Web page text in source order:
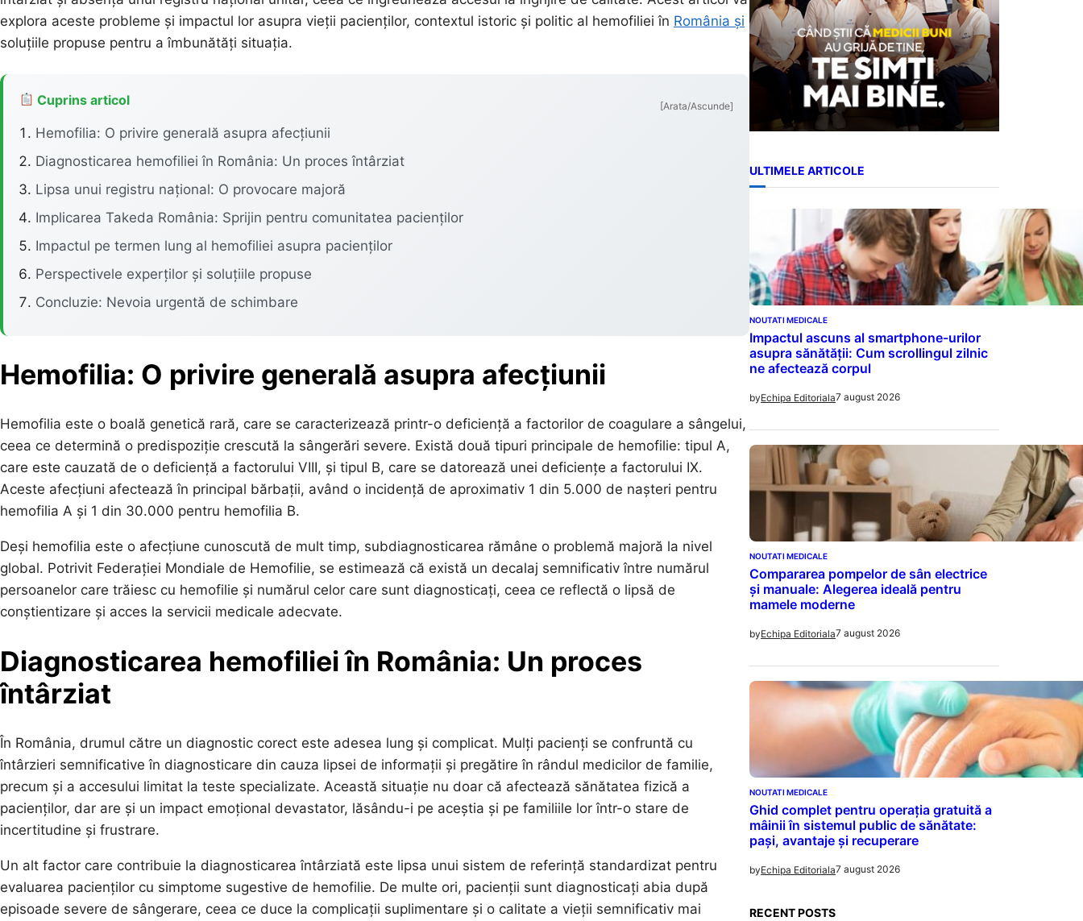
explora aceste probleme și impactul lor asupra vieții pacienților, contextul istoric și politic al hemofiliei în România și
soluțiile propuse pentru a îmbunătăți situația.
Cuprins articol [Arata/Ascunde]
Hemofilia: O privire generală asupra afecțiunii
Diagnosticarea hemofiliei în România: Un proces întârziat
Lipsa unui registru național: O provocare majoră
Implicarea Takeda România: Sprijin pentru comunitatea pacienților
Impactul pe termen lung al hemofiliei asupra pacienților
Perspectivele experților și soluțiile propuse
Concluzie: Nevoia urgentă de schimbare
Hemofilia: O privire generală asupra afecțiunii
Hemofilia este o boală genetică rară, care se caracterizează printr-o deficiență a factorilor de coagulare a sângelui,
ceea ce determină o predispoziție crescută la sângerări severe. Există două tipuri principale de hemofilie: tipul A,
care este cauzată de o deficiență a factorului VIII, și tipul B, care se datorează unei deficiențe a factorului IX.
Aceste afecțiuni afectează în principal bărbații, având o incidență de aproximativ 1 din 5.000 de nașteri pentru
hemofilia A și 1 din 30.000 pentru hemofilia B.
Deși hemofilia este o afecțiune cunoscută de mult timp, subdiagnosticarea rămâne o problemă majoră la nivel
global. Potrivit Federației Mondiale de Hemofilie, se estimează că există un decalaj semnificativ între numărul
persoanelor care trăiesc cu hemofilie și numărul celor care sunt diagnosticați, ceea ce reflectă o lipsă de
conștientizare și acces la servicii medicale adecvate.
Diagnosticarea hemofiliei în România: Un proces
întârziat
În România, drumul către un diagnostic corect este adesea lung și complicat. Mulți pacienți se confruntă cu
întârzieri semnificative în diagnosticare din cauza lipsei de informații și pregătire în rândul medicilor de familie,
precum și a accesului limitat la teste specializate. Această situație nu doar că afectează sănătatea fizică a
pacienților, dar are și un impact emoțional devastator, lăsându-i pe aceștia și pe familiile lor într-o stare de
incertitudine și frustrare.
Un alt factor care contribuie la diagnosticarea întârziată este lipsa unui sistem de referință standardizat pentru
evaluarea pacienților cu simptome sugestive de hemofilie. De multe ori, pacienții sunt diagnosticați abia după
episoade severe de sângerare, ceea ce duce la complicații suplimentare și o calitate a vieții semnificativ mai
ULTIMELE ARTICOLE
NOUTATI MEDICALE
Impactul ascuns al smartphone-urilor
asupra sănătății: Cum scrollingul zilnic
ne afectează corpul
byEchipa Editoriala7 august 2026
NOUTATI MEDICALE
Compararea pompelor de sân electrice
și manuale: Alegerea ideală pentru
mamele moderne
byEchipa Editoriala7 august 2026
NOUTATI MEDICALE
Ghid complet pentru operația gratuită a
mâinii în sistemul public de sănătate:
pași, avantaje și recuperare
byEchipa Editoriala7 august 2026
RECENT POSTS